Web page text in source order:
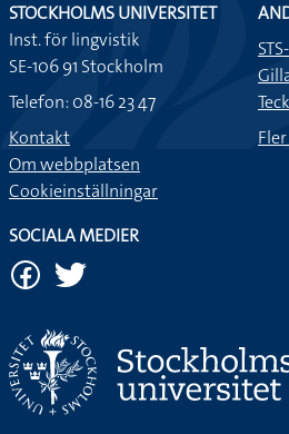
STOCKHOLMS UNIVERSITET
Inst. för lingvistik
SE-106 91 Stockholm
Telefon: 08-16 23 47
Kontakt
Om webbplatsen
Cookieinställningar
SOCIALA MEDIER